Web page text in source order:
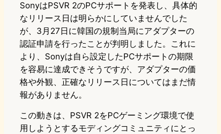
SonyはPSVR 2のPCサポートを発表し、具体的
なリリース日は明らかにしていませんでした
が、3月27日に韓国の規制当局にアダプターの
認証申請を行ったことが判明しました。これに
より、Sonyは自ら設定したPCサポートの期限
を容易に達成できそうですが、アダプターの価
格や外観、正確なリリース日についてはまだ情
報がありません。
この動きは、PSVR 2をPCゲーミング環境で使
用しようとするモディングコミュニティにとっ